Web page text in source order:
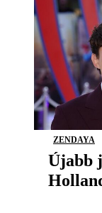
ZENDAYA
Újabb